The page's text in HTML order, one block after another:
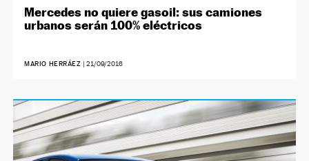
Mercedes no quiere gasoil: sus camiones
urbanos serán 100% eléctricos
MARIO HERRÁEZ | 21/09/2016